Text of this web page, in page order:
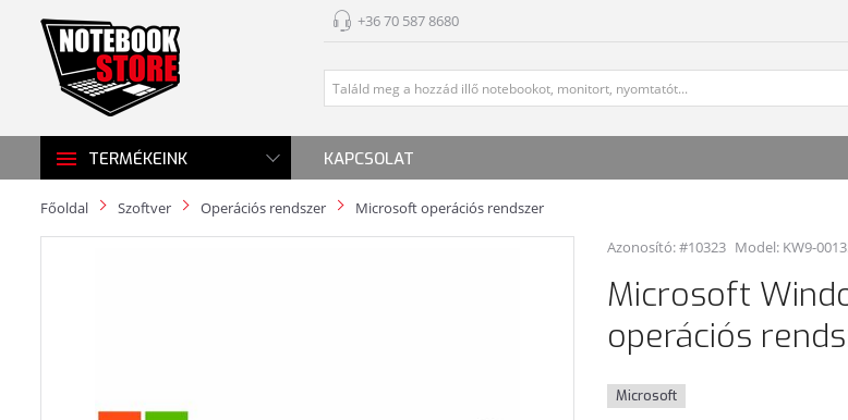
+36 70 587 8680
TERMÉKEINK KAPCSOLAT
Főoldal Szoftver Operációs rendszer Microsoft operációs rendszer
Azonosító: #10323 Model: KW9-
Microsoft
operációs
Microsoft